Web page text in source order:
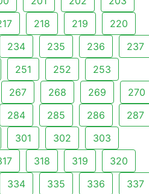
218 219
220
234 235 236
237
251 252
253
267 268 269
270
284 285 286
287
301 302
303
318 319
320
334 335 336 337